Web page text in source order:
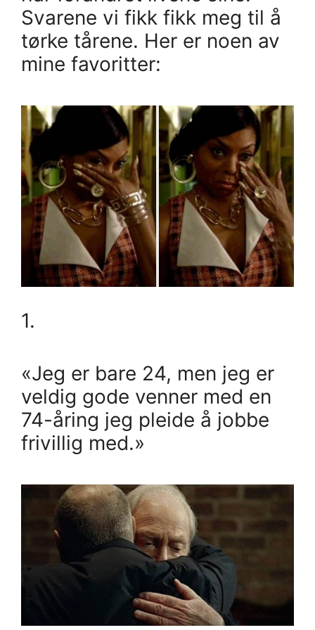
Svarene vi fikk fikk meg til å
tørke tårene. Her er noen av
mine favoritter:
1.
«Jeg er bare 24, men jeg er
veldig gode venner med en
74-åring jeg pleide å jobbe
frivillig med.»